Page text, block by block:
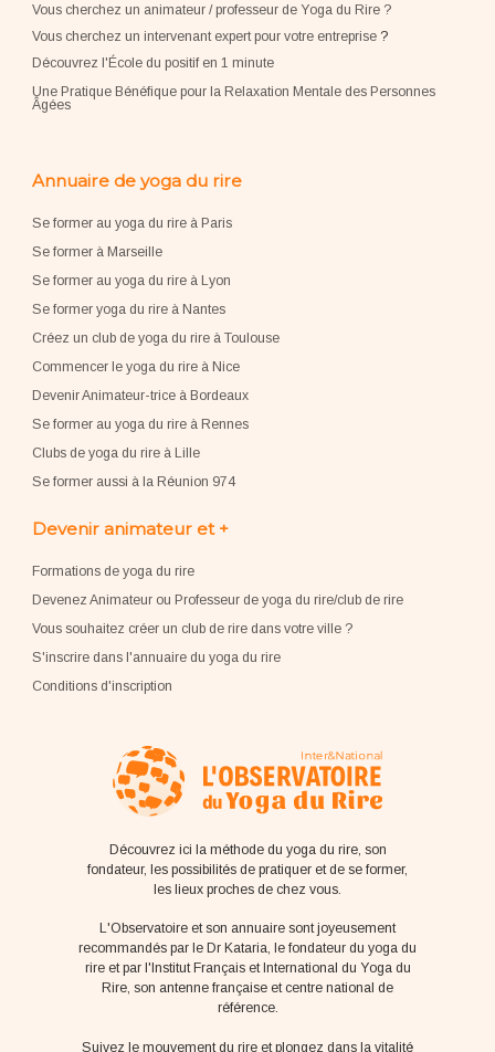
Vous cherchez un animateur / professeur de Yoga du Rire ?
Vous cherchez un intervenant expert pour votre entreprise?
Découvrez l'École du positif en 1 minute
Une Pratique Bénéfique pour la Relaxation Mentale des Personnes
Âgées
Annuaire de yoga du rire
Se former au yoga du rire à Paris
Se former à Marseille
Se former au yoga du rire à Lyon
Se former yoga du rire à Nantes
Créez un club de yoga du rire à Toulouse
Commencer le yoga du rire à Nice
Devenir Animateur-trice à Bordeaux
Se former au yoga du rire à Rennes
Clubs de yoga du rire à Lille
Se former aussi à la Réunion 974
Devenir animateur et +
Formations de yoga du rire
Devenez Animateur ou Professeur de yoga du rire/club de rire
Vous souhaitez créer un club de rire dans votre ville ?
S'inscrire dans l'annuaire du yoga du rire
Conditions d'inscription
Découvrez ici la méthode du yoga du rire, son
fondateur, les possibilités de pratiquer et de se former,
les lieux proches de chez vous.
L'Observatoire et son annuaire sont joyeusement
recommandés par le Dr Kataria, le fondateur du yoga du
rire et par l'Institut Français et International du Yoga du
Rire, son antenne française et centre national de
référence.
Suivez le mouvement du rire et plongez dans la vitalité